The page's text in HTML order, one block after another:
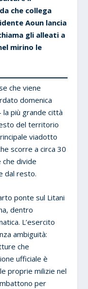
che collega
Aoun lancia
gli alleati a
mirino le
che viene
domenica
più grande città
del territorio
viadotto
scorre a circa 30
che divide
dal resto.
ponte sul Litani
dentro
L’esercito
ambiguità:
che
ufficiale è
proprie milizie nel
per